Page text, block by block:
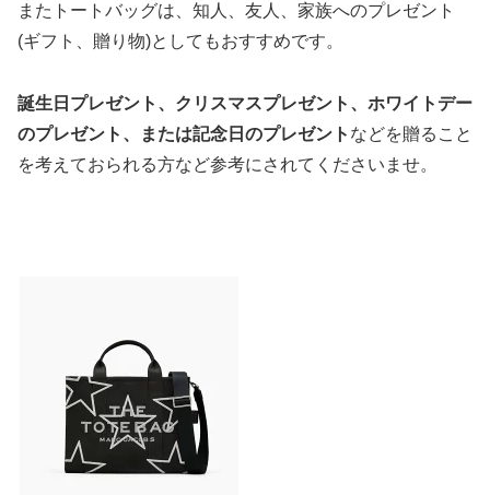
またトートバッグは、知人、友人、家族へのプレゼント
(ギフト、贈り物)としてもおすすめです。
誕生日プレゼント、クリスマスプレゼント、ホワイトデー
のプレゼント、または記念日のプレゼント などを贈ること
を考えておられる方など参考にされてくださいませ。